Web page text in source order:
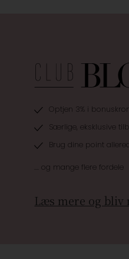
Optjen 3% i
Særlige, eksklusive
Brug dine point
.... og mange flere fordele
Læs mere og bliv